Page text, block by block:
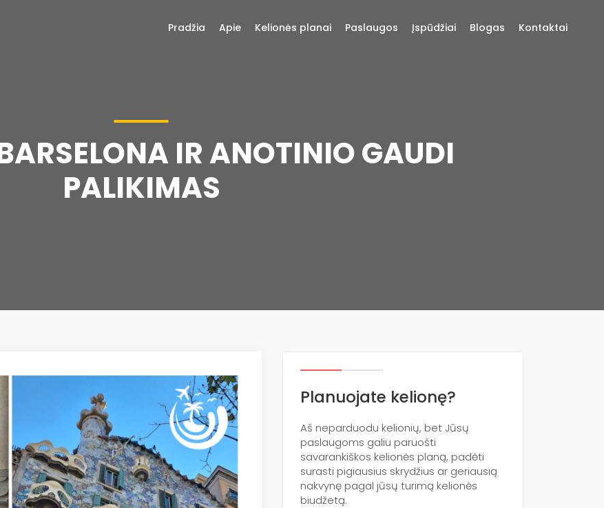
IR ANOTINIO GAUDI
PALIKIMAS
Planuojate kelionę?
Aš neparduodu kelionių, bet Jūsų
paslaugoms galiu paruošti
savarankiškos kelionės planą, padėti
surasti pigiausius skrydžius ar geriausią
nakvynę pagal jūsų turimą kelionės
biudžetą.
Pradžia Apie Kelionės planai Paslaugos Įspūdžiai Blogas Kontaktai